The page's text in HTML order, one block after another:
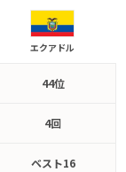
エクアドル
44位
4回
ベスト16